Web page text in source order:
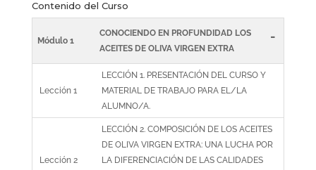
Contenido del Curso
Módulo 1
CONOCIENDO EN PROFUNDIDAD LOS
ACEITES DE OLIVA VIRGEN EXTRA
-
Lección 1
LECCIÓN 1. PRESENTACIÓN DEL CURSO Y
MATERIAL DE TRABAJO PARA EL/LA
ALUMNO/A.
Lección 2
LECCIÓN 2. COMPOSICIÓN DE LOS ACEITES
DE OLIVA VIRGEN EXTRA: UNA LUCHA POR
LA DIFERENCIACIÓN DE LAS CALIDADES